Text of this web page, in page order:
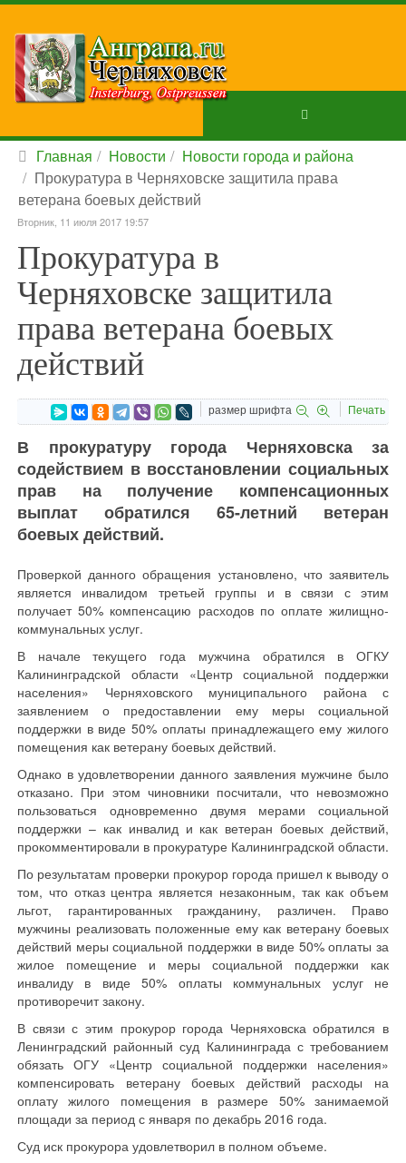
Главная Новости
Новости города и района
Прокуратура в Черняховске защитила права
ветерана боевых действий
Вторник, 11 июля 2017 19:57
Прокуратура в
Черняховске защитила
права ветерана боевых
действий
размер шрифта Печать
В прокуратуру города Черняховска за
содействием в восстановлении социальных
прав на получение компенсационных
выплат обратился 65-летний ветеран
боевых действий.
Проверкой данного обращения установлено, что заявитель
является инвалидом третьей группы и в связи с этим
получает 50% компенсацию расходов по оплате жилищно-
коммунальных услуг.
В начале текущего года мужчина обратился в ОГКУ
Калининградской области «Центр социальной поддержки
населения» Черняховского муниципального района с
заявлением о предоставлении ему меры социальной
поддержки в виде 50% оплаты принадлежащего ему жилого
помещения как ветерану боевых действий.
Однако в удовлетворении данного заявления мужчине было
отказано. При этом чиновники посчитали, что невозможно
пользоваться одновременно двумя мерами социальной
поддержки – как инвалид и как ветеран боевых действий,
прокомментировали в прокуратуре Калининградской области.
По результатам проверки прокурор города пришел к выводу о
том, что отказ центра является незаконным, так как объем
льгот, гарантированных гражданину, различен. Право
мужчины реализовать положенные ему как ветерану боевых
действий меры социальной поддержки в виде 50% оплаты за
жилое помещение и меры социальной поддержки как
инвалиду в виде 50% оплаты коммунальных услуг не
противоречит закону.
В связи с этим прокурор города Черняховска обратился в
Ленинградский районный суд Калининграда с требованием
обязать ОГУ «Центр социальной поддержки населения»
компенсировать ветерану боевых действий расходы на
оплату жилого помещения в размере 50% занимаемой
площади за период с января по декабрь 2016 года.
Суд иск прокурора удовлетворил в полном объеме.